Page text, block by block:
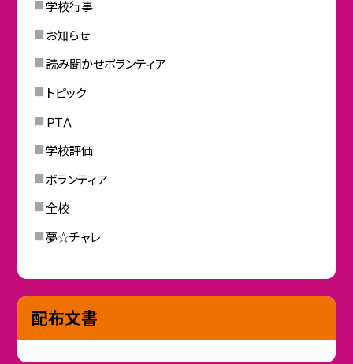
学校行事
お知らせ
読み聞かせボランティア
トピック
ＰＴＡ
学校評価
ボランティア
全校
夢☆チャレ
配布文書